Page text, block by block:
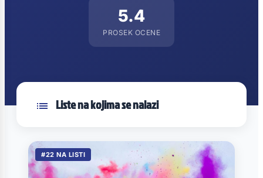
5.4
PROSEK OCENE
Liste na kojima se nalazi
#22 NA LISTI